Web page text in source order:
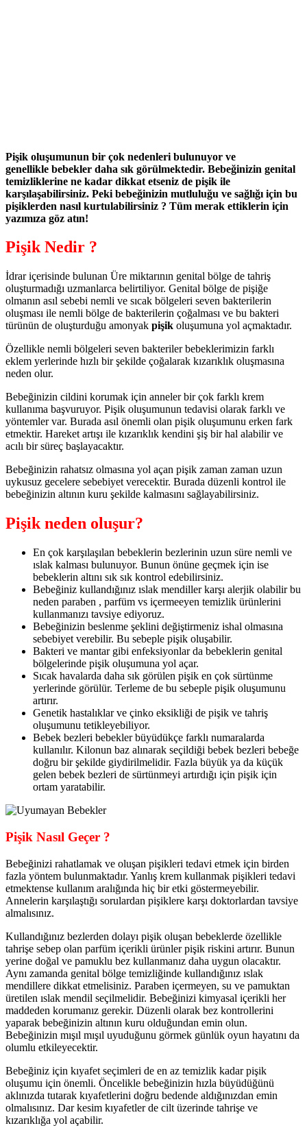
Pişik oluşumunun bir çok nedenleri bulunuyor ve
genellikle bebekler daha sık görülmektedir. Bebeğinizin genital
temizliklerine ne kadar dikkat etseniz de pişik ile
karşılaşabilirsiniz. Peki bebeğinizin mutluluğu ve sağlığı için bu
pişiklerden nasıl kurtulabilirsiniz ? Tüm merak ettiklerin için
yazımıza göz atın!
Pişik Nedir ?
İdrar içerisinde bulunan Üre miktarının genital bölge de tahriş
oluşturmadığı uzmanlarca belirtiliyor. Genital bölge de pişiğe
olmanın asıl sebebi nemli ve sıcak bölgeleri seven bakterilerin
oluşması ile nemli bölge de bakterilerin çoğalması ve bu bakteri
türünün de oluşturduğu amonyak pişik oluşumuna yol açmaktadır.
Özellikle nemli bölgeleri seven bakteriler bebeklerimizin farklı
eklem yerlerinde hızlı bir şekilde çoğalarak kızarıklık oluşmasına
neden olur.
Bebeğinizin cildini korumak için anneler bir çok farklı krem
kullanıma başvuruyor. Pişik oluşumunun tedavisi olarak farklı ve
yöntemler var. Burada asıl önemli olan pişik oluşumunu erken fark
etmektir. Hareket artışı ile kızarıklık kendini şiş bir hal alabilir ve
acılı bir süreç başlayacaktır.
Bebeğinizin rahatsız olmasına yol açan pişik zaman zaman uzun
uykusuz gecelere sebebiyet verecektir. Burada düzenli kontrol ile
bebeğinizin altının kuru şekilde kalmasını sağlayabilirsiniz.
Pişik neden oluşur?
En çok karşılaşılan bebeklerin bezlerinin uzun süre nemli ve
ıslak kalması bulunuyor. Bunun önüne geçmek için ise
bebeklerin altını sık sık kontrol edebilirsiniz.
Bebeğiniz kullandığınız ıslak mendiller karşı alerjik olabilir bu
neden paraben , parfüm vs içermeeyen temizlik ürünlerini
kullanmanızı tavsiye ediyoruz.
Bebeğinizin beslenme şeklini değiştirmeniz ishal olmasına
sebebiyet verebilir. Bu sebeple pişik oluşabilir.
Bakteri ve mantar gibi enfeksiyonlar da bebeklerin genital
bölgelerinde pişik oluşumuna yol açar.
Sıcak havalarda daha sık görülen pişik en çok sürtünme
yerlerinde görülür. Terleme de bu sebeple pişik oluşumunu
artırır.
Genetik hastalıklar ve çinko eksikliği de pişik ve tahriş
oluşumunu tetikleyebiliyor.
Bebek bezleri bebekler büyüdükçe farklı numaralarda
kullanılır. Kilonun baz alınarak seçildiği bebek bezleri bebeğe
doğru bir şekilde giydirilmelidir. Fazla büyük ya da küçük
gelen bebek bezleri de sürtünmeyi artırdığı için pişik için
ortam yaratabilir.
Pişik Nasıl Geçer ?
Bebeğinizi rahatlamak ve oluşan pişikleri tedavi etmek için birden
fazla yöntem bulunmaktadır. Yanlış krem kullanmak pişikleri tedavi
etmektense kullanım aralığında hiç bir etki göstermeyebilir.
Annelerin karşılaştığı sorulardan pişiklere karşı doktorlardan tavsiye
almalısınız.
Kullandığınız bezlerden dolayı pişik oluşan bebeklerde özellikle
tahrişe sebep olan parfüm içerikli ürünler pişik riskini artırır. Bunun
yerine doğal ve pamuklu bez kullanmanız daha uygun olacaktır.
Aynı zamanda genital bölge temizliğinde kullandığınız ıslak
mendillere dikkat etmelisiniz. Paraben içermeyen, su ve pamuktan
üretilen ıslak mendil seçilmelidir. Bebeğinizi kimyasal içerikli her
maddeden korumanız gerekir. Düzenli olarak bez kontrollerini
yaparak bebeğinizin altının kuru olduğundan emin olun.
Bebeğinizin mışıl mışıl uyuduğunu görmek günlük oyun hayatını da
olumlu etkileyecektir.
Bebeğiniz için kıyafet seçimleri de en az temizlik kadar pişik
oluşumu için önemli. Öncelikle bebeğinizin hızla büyüdüğünü
aklınızda tutarak kıyafetlerini doğru bedende aldığınızdan emin
olmalısınız. Dar kesim kıyafetler de cilt üzerinde tahrişe ve
kızarıklığa yol açabilir.